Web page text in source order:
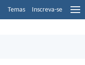
Temas Inscreva-se